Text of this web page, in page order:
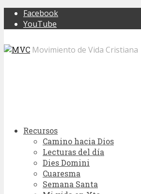
Facebook
YouTube
Movimiento de Vida Cristiana
Recursos
Camino hacia Dios
Lecturas del día
Dies Domini
Cuaresma
Semana Santa